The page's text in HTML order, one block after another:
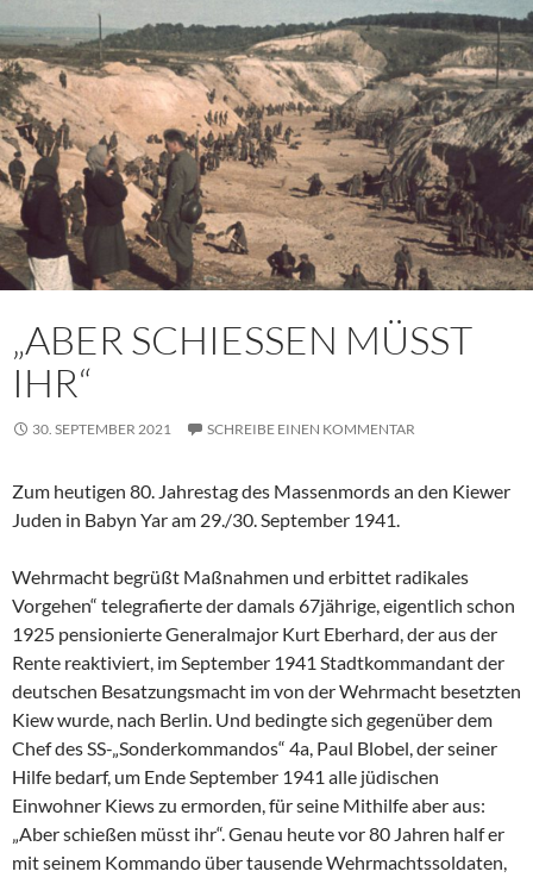
„ABER SCHIESSEN MÜSST
IHR“
30. SEPTEMBER 2021 SCHREIBE EINEN KOMMENTAR
Zum heutigen 80. Jahrestag des Massenmords an den Kiewer
Juden in Babyn Yar am 29./30. September 1941.
Wehrmacht begrüßt Maßnahmen und erbittet radikales
Vorgehen“ telegrafierte der damals 67jährige, eigentlich schon
1925 pensionierte Generalmajor Kurt Eberhard, der aus der
Rente reaktiviert, im September 1941 Stadtkommandant der
deutschen Besatzungsmacht im von der Wehrmacht besetzten
Kiew wurde, nach Berlin. Und bedingte sich gegenüber dem
Chef des SS-„Sonderkommandos“ 4a, Paul Blobel, der seiner
Hilfe bedarf, um Ende September 1941 alle jüdischen
Einwohner Kiews zu ermorden, für seine Mithilfe aber aus:
„Aber schießen müsst ihr“. Genau heute vor 80 Jahren half er
mit seinem Kommando über tausende Wehrmachtssoldaten,